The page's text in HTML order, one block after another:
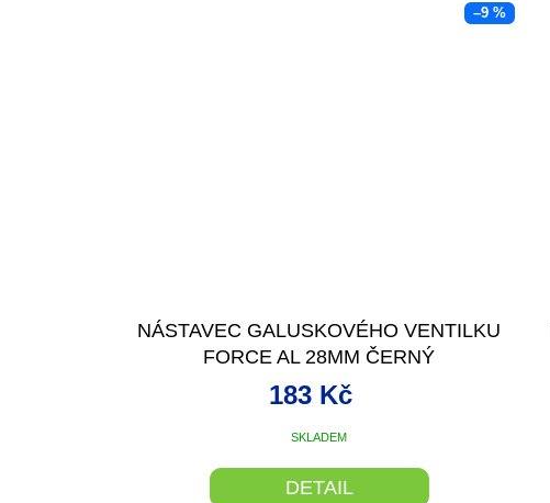
–9 %
NÁSTAVEC GALUSKOVÉHO VENTILKU
FORCE AL 28MM ČERNÝ
SKLADEM
183 Kč
DETAIL